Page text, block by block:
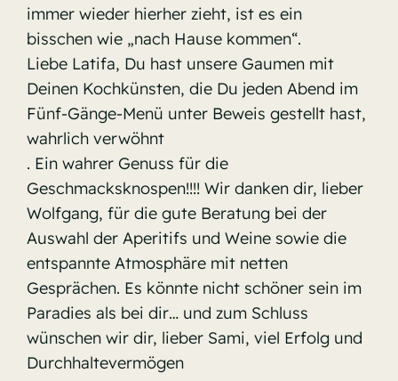
immer wieder hierher zieht, ist es ein
bisschen wie „nach Hause kommen“.
Liebe Latifa, Du hast unsere Gaumen mit
Deinen Kochkünsten, die Du jeden Abend im
Fünf-Gänge-Menü unter Beweis gestellt hast,
wahrlich verwöhnt
. Ein wahrer Genuss für die
Geschmacksknospen!!!! Wir danken dir, lieber
Wolfgang, für die gute Beratung bei der
Auswahl der Aperitifs und Weine sowie die
entspannte Atmosphäre mit netten
Gesprächen. Es könnte nicht schöner sein im
Paradies als bei dir… und zum Schluss
wünschen wir dir, lieber Sami, viel Erfolg und
Durchhaltevermögen